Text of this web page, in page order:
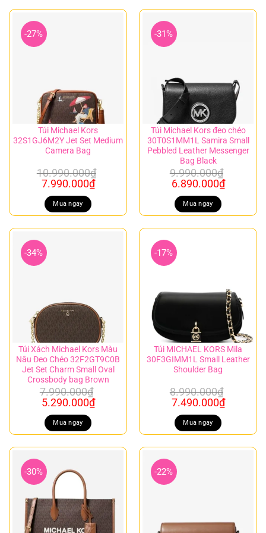
-27%
Túi Michael Kors
32S1GJ6M2Y Jet Set Medium
Camera Bag
10.990.000₫
Giá
gốc
là:
10.990.000₫.
7.990.000₫Giá
là:
7.990.000₫.
Mua ngay
-31%
Túi Michael Kors đeo chéo
30T0S1MM1L Samira Small
Pebbled Leather Messenger
Bag Black
9.990.000₫
Giá
gốc
là:
9.990.000₫.
6.890.000₫Giá
là:
Mua ngay
-34%
Túi Xách Michael Kors Màu
Nâu Đeo Chéo 32F2GT9C0B
Jet Set Charm Small Oval
Crossbody bag Brown
7.990.000₫
Giá
gốc
là:
7.990.000₫.
5.290.000₫Giá
là:
5.290.000₫.
Mua ngay
-17%
Túi MICHAEL KORS Mila
30F3GIMM1L Small Leather
Shoulder Bag
8.990.000₫
Giá
gốc
là:
8.990.000₫.
7.490.000₫Giá
là:
Mua ngay
-30% -22%